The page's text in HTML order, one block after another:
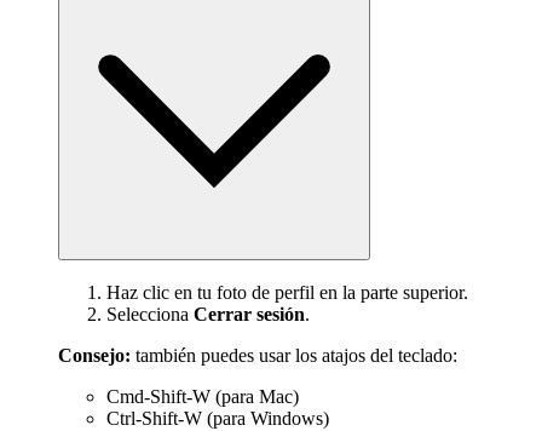
Haz clic en tu foto de perfil en la parte superior.
Selecciona Cerrar sesión.
Consejo: también puedes usar los atajos del teclado:
Cmd-Shift-W (para Mac)
Ctrl-Shift-W (para Windows)